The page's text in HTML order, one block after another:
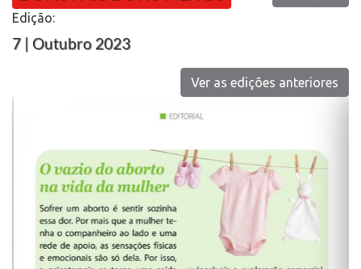
Edição:
7 | Outubro 2023
Ver as edições anteriores